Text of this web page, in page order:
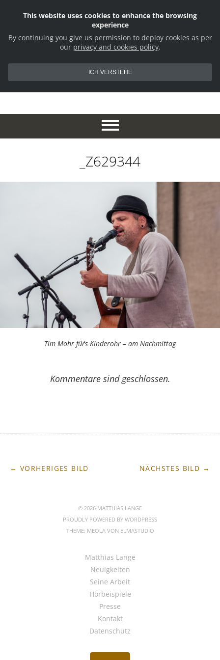
_Z629344
Tim Mohr für´s Kinderohr – am Nachmittag
Kommentare sind geschlossen.
← VORHERIGES BILD NÄCHSTES BILD →
© 2026 MATTHIAS LANGE
PROUDLY POWERED BY WORDPRESS
THEME: MEOLA VON ELMASTUDIO
Matthias Lange
Neuigkeiten
Seine Arbeit
Hörbeispiele
Presse
Kontakt
Datenschutz
This website uses cookies to enhance the browsing
experience
By continuing you give us permission to deploy cookies as per
our privacy and cookies policy.
ICH VERSTEHE